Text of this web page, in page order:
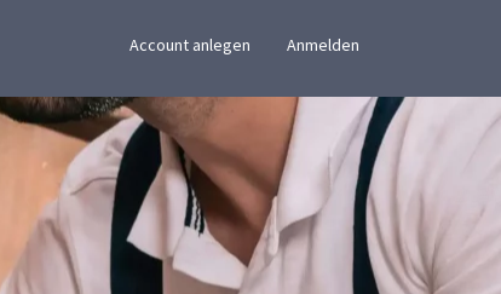
Account anlegen Anmelden